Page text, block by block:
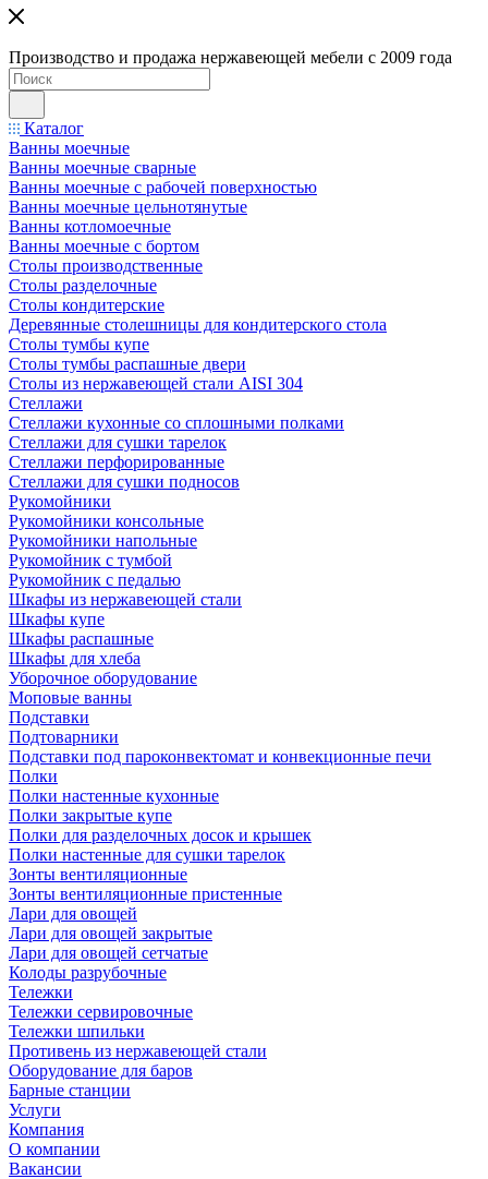
Производство и продажа нержавеющей мебели с 2009 года
Каталог
Ванны моечные
Ванны моечные сварные
Ванны моечные с рабочей поверхностью
Ванны моечные цельнотянутые
Ванны котломоечные
Ванны моечные с бортом
Столы производственные
Столы разделочные
Столы кондитерские
Деревянные столешницы для кондитерского стола
Столы тумбы купе
Столы тумбы распашные двери
Столы из нержавеющей стали AISI 304
Стеллажи
Стеллажи кухонные со сплошными полками
Стеллажи для сушки тарелок
Стеллажи перфорированные
Стеллажи для сушки подносов
Рукомойники
Рукомойники консольные
Рукомойники напольные
Рукомойник с тумбой
Рукомойник с педалью
Шкафы из нержавеющей стали
Шкафы купе
Шкафы распашные
Шкафы для хлеба
Уборочное оборудование
Моповые ванны
Подставки
Подтоварники
Подставки под пароконвектомат и конвекционные печи
Полки
Полки настенные кухонные
Полки закрытые купе
Полки для разделочных досок и крышек
Полки настенные для сушки тарелок
Зонты вентиляционные
Зонты вентиляционные пристенные
Лари для овощей
Лари для овощей закрытые
Лари для овощей сетчатые
Колоды разрубочные
Тележки
Тележки сервировочные
Тележки шпильки
Противень из нержавеющей стали
Оборудование для баров
Барные станции
Услуги
Компания
О компании
Вакансии